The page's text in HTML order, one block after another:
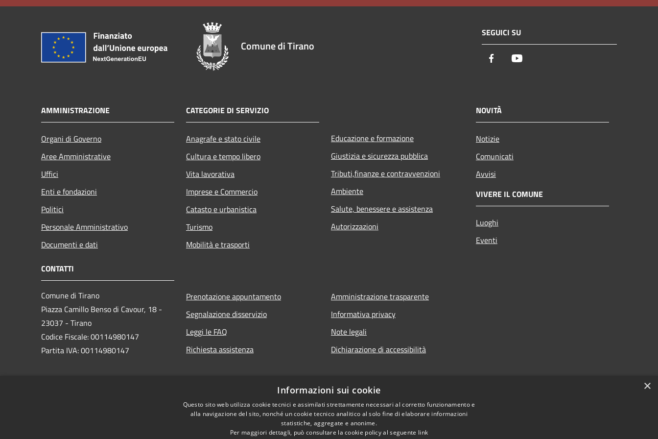
Comune di Tirano
SEGUICI SU
Facebook
AMMINISTRAZIONE
Organi di Governo
Aree Amministrative
Uffici
Enti e fondazioni
Politici
Personale Amministrativo
Documenti e dati
CATEGORIE DI SERVIZIO
Anagrafe e stato civile
Cultura e tempo libero
Vita lavorativa
Imprese e Commercio
Catasto e urbanistica
Turismo
Mobilità e trasporti
Educazione e formazione
Giustizia e sicurezza pubblica
Tributi,finanze e contravvenzioni
Ambiente
Salute, benessere e assistenza
Autorizzazioni
NOVITÀ
Notizie
Comunicati
Avvisi
VIVERE IL COMUNE
Luoghi
Eventi
CONTATTI
Comune di Tirano
Piazza Camillo Benso di Cavour, 18 -
23037 - Tirano
Codice Fiscale: 00114980147
Partita IVA: 00114980147
Prenotazione appuntamento
Segnalazione disservizio
Leggi le FAQ
Richiesta assistenza
Amministrazione trasparente
Informativa privacy
Note legali
Dichiarazione di accessibilità
×
Informazioni sui cookie
Questo sito web utilizza cookie tecnici e assimilati strettamente necessari al corretto funzionamento e
alla navigazione del sito, nonché un cookie tecnico analitico al solo fine di elaborare informazioni
statistiche, aggregate e anonime.
Per maggiori dettagli, può consultare la cookie policy al seguente link